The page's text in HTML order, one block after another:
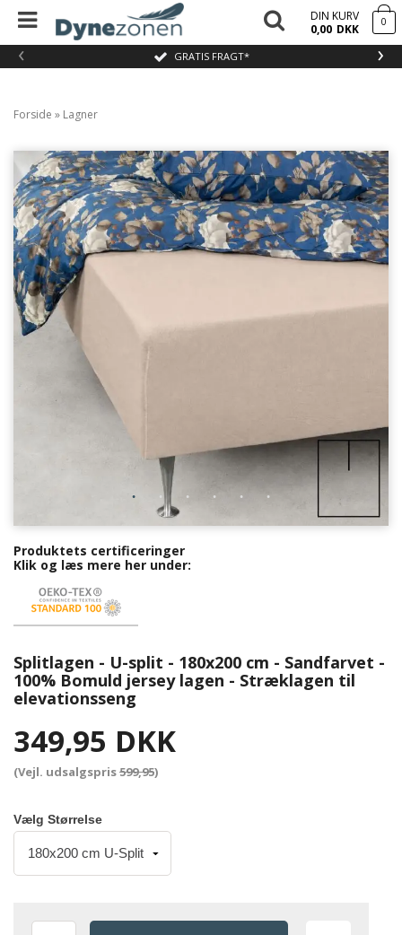
GRATIS FRAGT*
‹ ›
DIN KURV
0,00 DKK 0
Forside » Lagner
Produktets certificeringer
Klik og læs mere her under:
Splitlagen - U-split - 180x200 cm - Sandfarvet -
100% Bomuld jersey lagen - Stræklagen til
elevationsseng
349,95 DKK
(Vejl. udsalgspris599,95)
Vælg Størrelse